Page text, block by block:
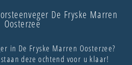
De Fryske Marren
Oosterzee
in De Fryske Marren Oosterzee?
deze ochtend voor u klaar!